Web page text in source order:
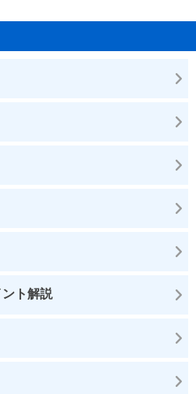
ト解説